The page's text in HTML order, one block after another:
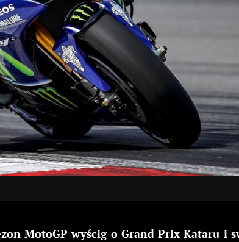
MotoGP wyścig o Grand Prix Kataru